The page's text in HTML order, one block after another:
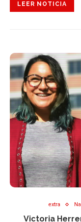
LEER NOTICIA
extra
Victoria